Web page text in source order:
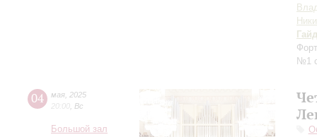
№1
04 мая 2025
20:00 Вс
Большой зал